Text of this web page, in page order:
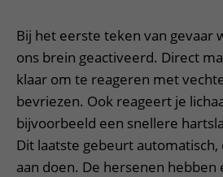
Centra
Zorgverleners
Onze poliklinieken
Onze verpleegafdelingen
Onze faciliteiten
Ondersteuning en begeleiding
Samen met kinderen en ouders
Werken in het WKZ
Onze Foundation
Virtuele plattegrond
Research
Werken bij het WKZ
Steun het WKZ
Bij het eerste teken van gevaar
ons brein geactiveerd. Direct
klaar om te reageren met
bevriezen. Ook reageert je
bijvoorbeeld een snellere
Dit laatste gebeurt automatisch,
aan doen. De hersenen hebben